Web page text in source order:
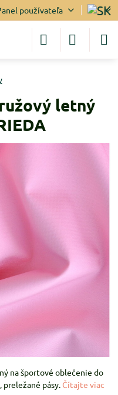
používateľa
letný
na športové oblečenie do
preležané pásy. Čítajte viac